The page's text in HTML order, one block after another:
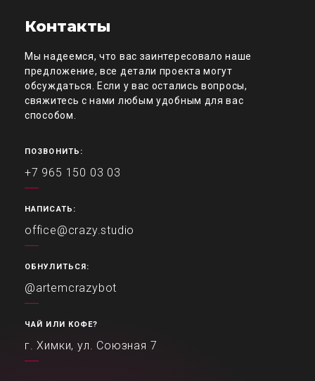
Контакты
Мы надеемся, что вас заинтересовало наше
предложение, все детали проекта могут
обсуждаться. Если у вас остались вопросы,
свяжитесь с нами любым удобным для вас
способом.
ПОЗВОНИТЬ:
+7 965 150 03 03
НАПИСАТЬ:
office@crazy.studio
ОБНУЛИТЬСЯ:
@artemcrazybot
ЧАЙ ИЛИ КОФЕ?
г. Химки, ул. Союзная 7